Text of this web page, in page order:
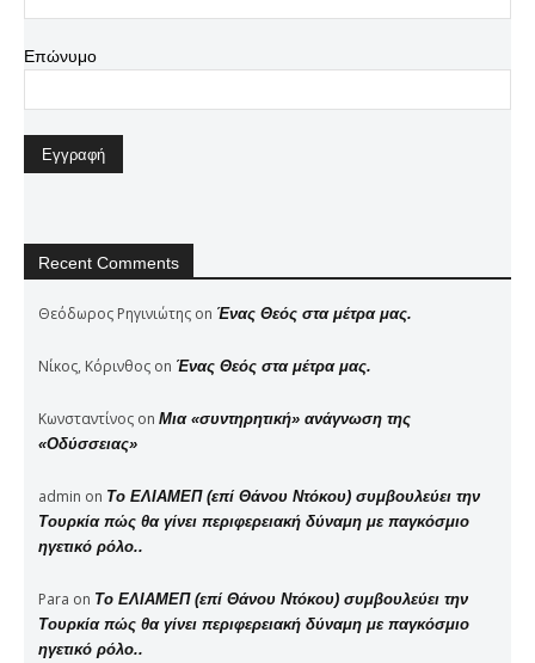
Επώνυμο
Recent Comments
Θεόδωρος Ρηγινιώτης on Ένας Θεός στα μέτρα μας.
Νίκος, Κόρινθος on Ένας Θεός στα μέτρα μας.
Κωνσταντίνος on Μια «συντηρητική» ανάγνωση της
«Οδύσσειας»
admin on Το ΕΛΙΑΜΕΠ (επί Θάνου Ντόκου) συμβουλεύει την
Τουρκία πώς θα γίνει περιφερειακή δύναμη με παγκόσμιο
ηγετικό ρόλο..
Para on Το ΕΛΙΑΜΕΠ (επί Θάνου Ντόκου) συμβουλεύει την
Τουρκία πώς θα γίνει περιφερειακή δύναμη με παγκόσμιο
ηγετικό ρόλο..